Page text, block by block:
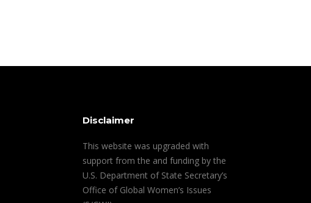
Disclaimer
This website was upgraded with
support from the and funding by the
U.S. Department of State Secretary’s
Office of Global Women’s Issues